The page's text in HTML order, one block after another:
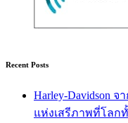
Recent Posts
Harley-Davidson
แห่งเสรีภาพที่โลก